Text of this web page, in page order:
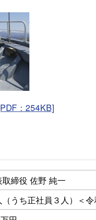
：254KB]
取締役 佐野 純一
（うち正社員３人）＜